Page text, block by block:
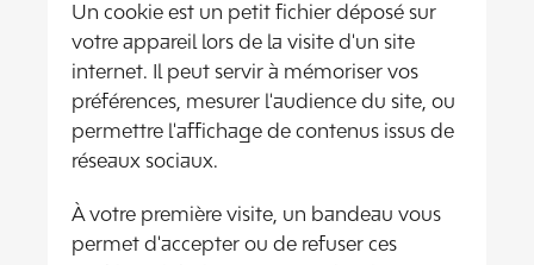
Un cookie est un petit fichier déposé sur
votre appareil lors de la visite d'un site
internet. Il peut servir à mémoriser vos
préférences, mesurer l'audience du site, ou
permettre l'affichage de contenus issus de
réseaux sociaux.
À votre première visite, un bandeau vous
permet d'accepter ou de refuser ces